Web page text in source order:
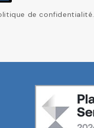
de confidentialité.